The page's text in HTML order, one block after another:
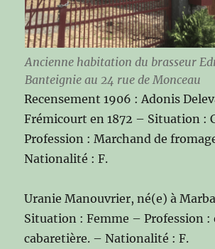
Ancienne habitation du brasseur
Banteignie au 24 rue de Monceau
Recensement 1906 : Adonis
Frémicourt en 1872 – Situation :
Profession : Marchand de
Nationalité : F.
Uranie Manouvrier, né(e) à
Situation : Femme – Profession :
cabaretière. – Nationalité : F.